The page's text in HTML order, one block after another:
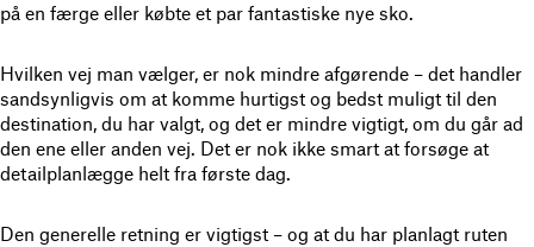
på en færge eller købte et par fantastiske nye sko.
Hvilken vej man vælger, er nok mindre afgørende – det handler
sandsynligvis om at komme hurtigst og bedst muligt til den
destination, du har valgt, og det er mindre vigtigt, om du går ad
den ene eller anden vej. Det er nok ikke smart at forsøge at
detailplanlægge helt fra første dag.
Den generelle retning er vigtigst – og at du har planlagt ruten